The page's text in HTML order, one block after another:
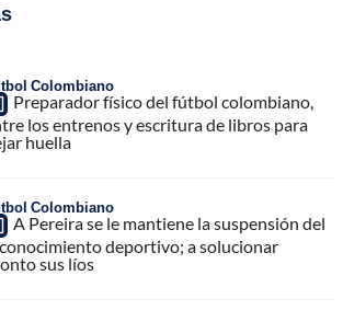
Colombiano
Preparador físico del fútbol colombiano,
los entrenos y escritura de libros para
huella
Colombiano
A Pereira se le mantiene la suspensión del
deportivo; a solucionar
sus líos